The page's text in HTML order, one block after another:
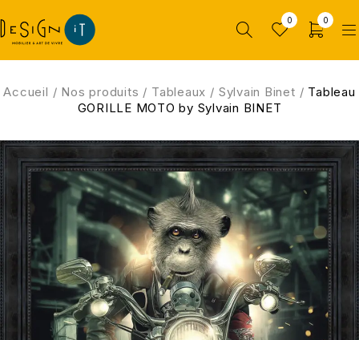
0 0
Accueil / Nos produits / Tableaux / Sylvain Binet / Tableau
GORILLE MOTO by Sylvain BINET